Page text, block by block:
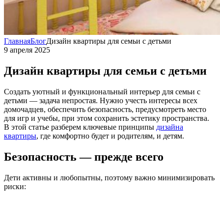
ГлавнаяБлогДизайн квартиры для семьи с детьми
9 апреля 2025
Дизайн квартиры для семьи с детьми
Создать уютный и функциональный интерьер для семьи с
детьми — задача непростая. Нужно учесть интересы всех
домочадцев, обеспечить безопасность, предусмотреть место
для игр и учебы, при этом сохранить эстетику пространства.
В этой статье разберем ключевые принципы дизайна
квартиры, где комфортно будет и родителям, и детям.
Безопасность — прежде всего
Дети активны и любопытны, поэтому важно минимизировать
риски: